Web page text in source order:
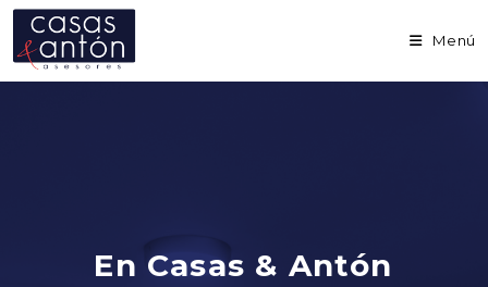
contenido
Menú
En Casas & Antón